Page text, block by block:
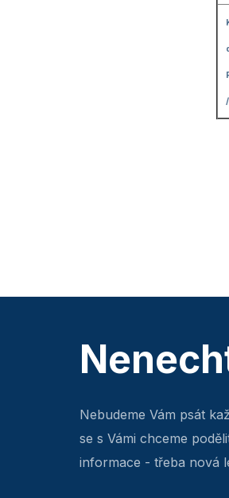
Nebudeme Vám psát
se s Vámi chceme
informace - třeba nová